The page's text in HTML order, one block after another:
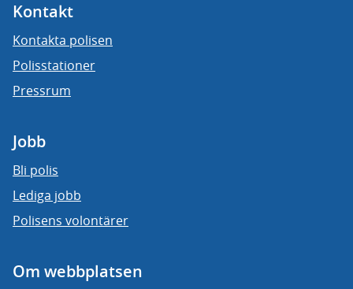
Kontakt
Kontakta polisen
Polisstationer
Pressrum
Jobb
Bli polis
Lediga jobb
Polisens volontärer
Om webbplatsen